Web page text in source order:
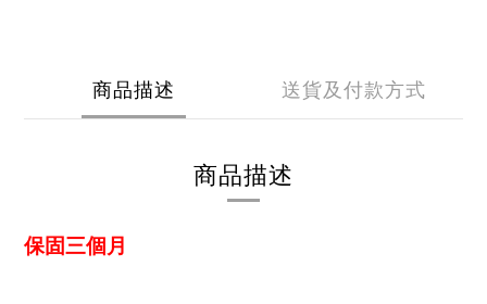
商品描述 送貨及付款方式
商品描述
保固三個月